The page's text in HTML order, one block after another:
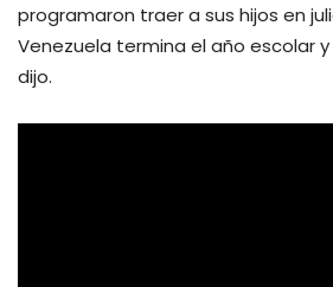
programaron traer a sus hijos en
Venezuela termina el año escolar
dijo.